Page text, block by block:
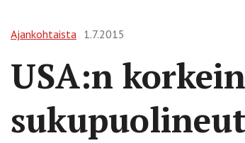
Ajankohtaista 1.7.2015
USA:n